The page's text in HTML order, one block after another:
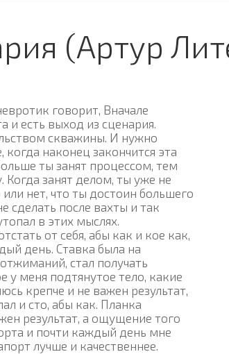
(Артур
говорит, Вначале
и есть выход из сценария.
скважины. И нужно
наконец закончится эта
ты занят процессом, тем
Когда занят делом, ты уже не
нет, что ты достоин большего
сделать после вахты и так
в этих мыслях.
от себя, абы как и кое как,
день. Ставка была на
стал получать
у меня подтянутое тело, какие
крепче и не важен результат,
и сто, абы как. Планка
результат, а ощущение того
и почти каждый день мне
лучше и качественнее.